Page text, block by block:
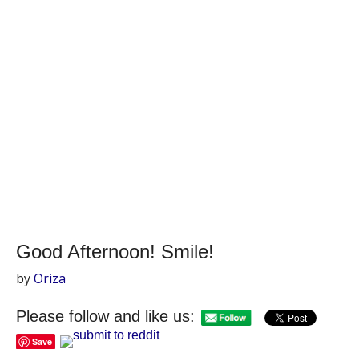
Good Afternoon! Smile!
byOriza
Please follow and like us:
Save